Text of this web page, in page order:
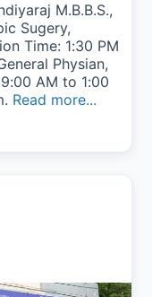
M.B.B.S.,
Sugery,
Time: 1:30 PM
Physian,
AM to 1:00
Read more...